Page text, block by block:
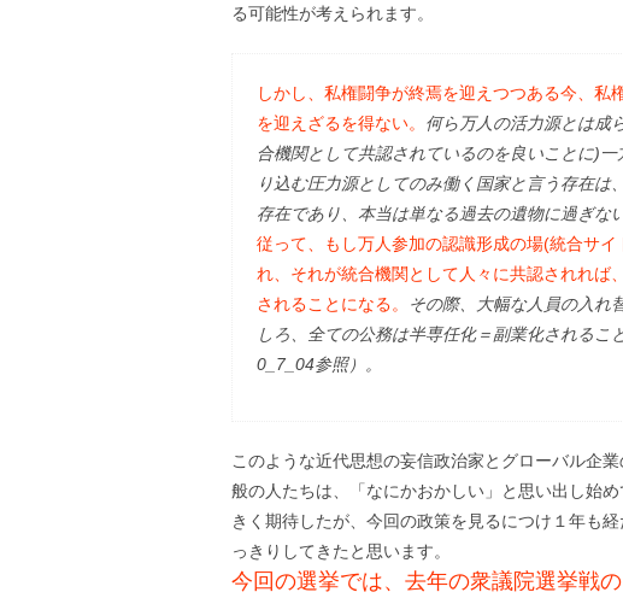
る可能性が考えられます。
しかし、私権闘争が終焉を迎えつつある今、
を迎えざるを得ない。 何ら万人の活力源とは成
合機関として共認されているのを良いことに)
り込む圧力源としてのみ働く国家と言う存在
存在であり、本当は単なる過去の遺物に過ぎない
従って、もし万人参加の認識形成の場(統合サ
れ、それが統合機関として人々に共認されれば
されることになる。
その際、大幅な人員の入れ
しろ、全ての公務は半専任化＝副業化される
0_7_04参照）。
このような近代思想の妄信政治家とグローバル企
般の人たちは、「なにかおかしい」と思い出し始
きく期待したが、今回の政策を見るにつけ１年も
っきりしてきたと思います。
今回の選挙では、去年の衆議院選挙戦